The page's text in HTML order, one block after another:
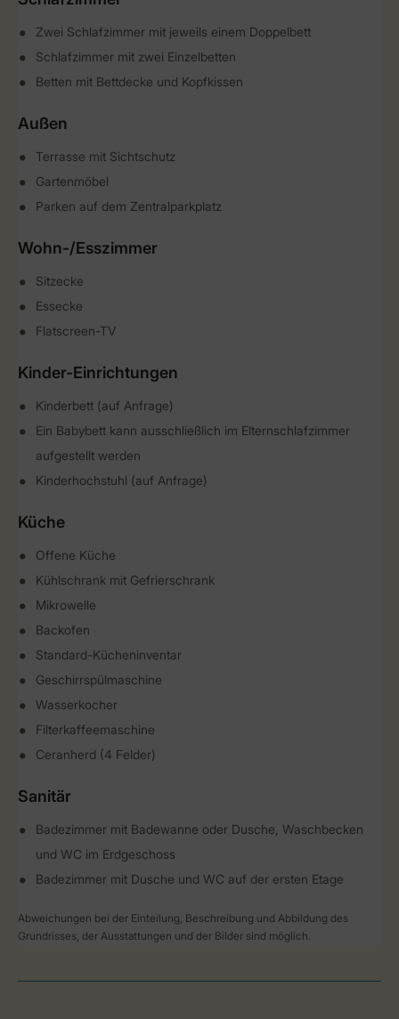
Zwei Schlafzimmer mit jeweils einem Doppelbett
Schlafzimmer mit zwei Einzelbetten
Betten mit Bettdecke und Kopfkissen
Außen
Terrasse mit Sichtschutz
Gartenmöbel
Parken auf dem Zentralparkplatz
Wohn-/Esszimmer
Sitzecke
Essecke
Flatscreen-TV
Kinder-Einrichtungen
Kinderbett (auf Anfrage)
Ein Babybett kann ausschließlich im Elternschlafzimmer
aufgestellt werden
Kinderhochstuhl (auf Anfrage)
Küche
Offene Küche
Kühlschrank mit Gefrierschrank
Mikrowelle
Backofen
Standard-Kücheninventar
Geschirrspülmaschine
Wasserkocher
Filterkaffeemaschine
Ceranherd (4 Felder)
Sanitär
Badezimmer mit Badewanne oder Dusche, Waschbecken
und WC im Erdgeschoss
Badezimmer mit Dusche und WC auf der ersten Etage
Abweichungen bei der Einteilung, Beschreibung und Abbildung des
Grundrisses, der Ausstattungen und der Bilder sind möglich.